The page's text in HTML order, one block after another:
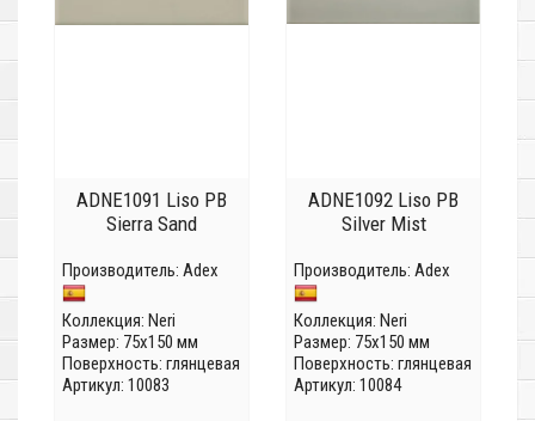
ADNE1091 Liso PB
Sierra Sand
Производитель: Adex
Коллекция: Neri
Размер: 75x150 мм
Поверхность: глянцевая
Артикул: 10083
ADNE1092 Liso PB
Silver Mist
Производитель: Adex
Коллекция: Neri
Размер: 75x150 мм
Поверхность: глянцевая
Артикул: 10084